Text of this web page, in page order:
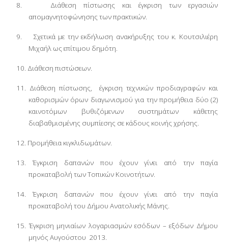
8.
Διάθεση πίστωσης και έγκριση των εργασιών
απομαγνητοφώνησης των πρακτικών.
9.
Σχετικά με την εκδήλωση ανακήρυξης του κ. Κουτσιλιέρη
Μιχαήλ ως επίτιμου δημότη.
10. Διάθεση πιστώσεων.
11. Διάθεση πίστωσης,
έγκριση τεχνικών προδιαγραφών και
καθορισμών όρων διαγωνισμού για την προμήθεια δύο (2)
καινοτόμων βυθιζόμενων συστημάτων κάθετης
διαβαθμισμένης συμπίεσης σε κάδους κοινής χρήσης.
12. Προμήθεια κιγκλιδωμάτων.
13.
Έγκριση δαπανών που έχουν γίνει από την παγία
προκαταβολή των Τοπικών Κοινοτήτων.
14.
Έγκριση δαπανών που έχουν γίνει από την παγία
προκαταβολή του Δήμου Ανατολικής Μάνης.
15. Έγκριση μηνιαίων λογαριασμών εσόδων – εξόδων Δήμου
μηνός Αυγούστου 2013.